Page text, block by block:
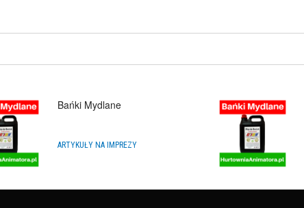
Bańki Mydlane
ARTYKUŁY NA IMPREZY